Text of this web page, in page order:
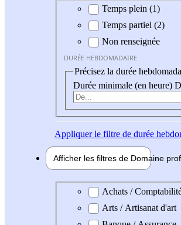
Durée hebdomadaire
Temps plein (1)
Temps partiel (2)
Non renseignée
DURÉE HEBDOMADAIRE
Précisez la durée
Durée minimale (en heure)
Appliquerle filtre de durée
Afficher les filtres de Domaine pro
Domaine professionel
Achats /
Arts / Artisanat d'art